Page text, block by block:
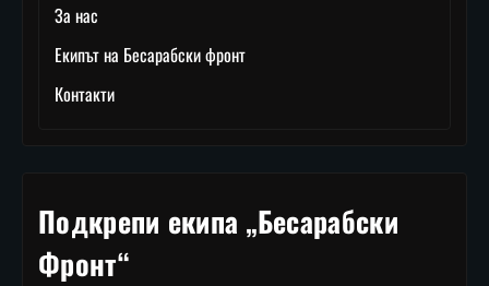
За нас
Екипът на Бесарабски фронт
Контакти
Подкрепи екипа „Бесарабски
Фронт“